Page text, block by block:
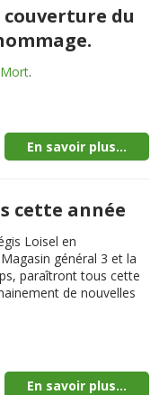
couverture du
.
En savoir plus...
cette année
Loisel en
général 3 et la
paraîtront tous cette
de nouvelles
En savoir plus...